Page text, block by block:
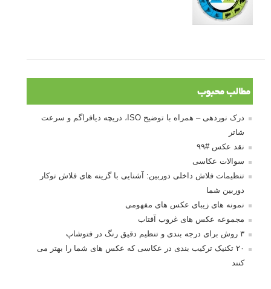
مطالب محبوب
درک نوردهی – همراه با توضیح ISO، دریچه دیافراگم و سرعت
شاتر
نقد عکس #۹۹
سوالات عکاسی
تنظیمات فلاش داخلی دوربین: آشنایی با گزینه های فلاش توکار
دوربین شما
نمونه های زیبای عکس های مفهومی
مجموعه عکس های غروب آفتاب
۳ روش برای درجه بندی و تنظیم دقیق رنگ در فتوشاپ
۲۰ تکنیک ترکیب بندی در عکاسی که عکس های شما را بهتر می
کنند